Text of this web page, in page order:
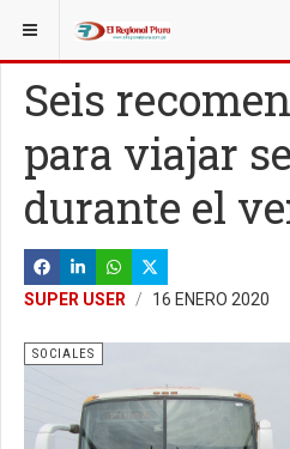
ESTÁ AQUÍ: MISCELANEAS
Seis
para viajar
durante el
SUPER USER 16 ENERO 2020
SOCIALES